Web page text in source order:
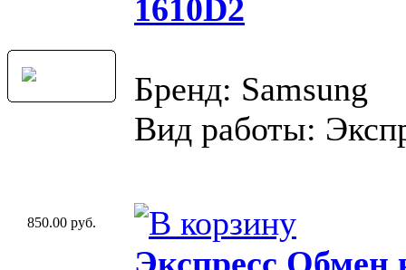
1610D2
Бренд: Samsung
Вид работы:
850.00 руб.